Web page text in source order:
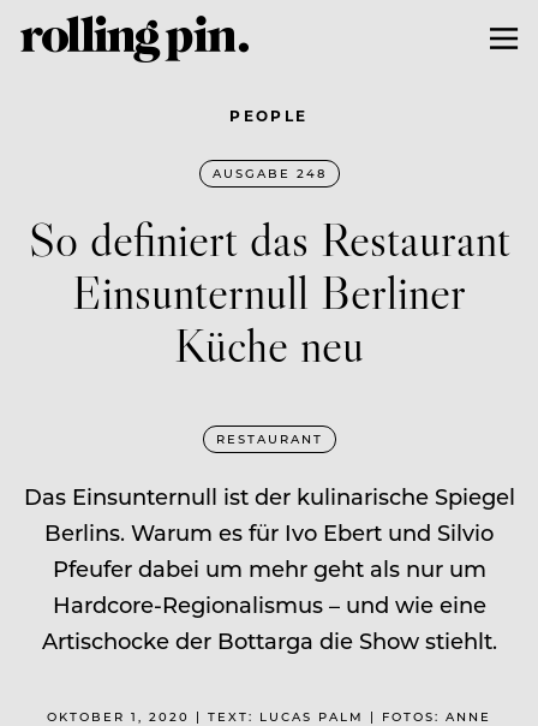
PEOPLE
AUSGABE 248
So definiert das Restaurant
Einsunternull Berliner
Küche neu
RESTAURANT
Das Einsunternull ist der kulinarische Spiegel
Berlins. Warum es für Ivo Ebert und Silvio
Pfeufer dabei um mehr geht als nur um
Hardcore-Regionalismus – und wie eine
Artischocke der Bottarga die Show stiehlt.
OKTOBER 1, 2020 | TEXT: LUCAS PALM | FOTOS: ANNE